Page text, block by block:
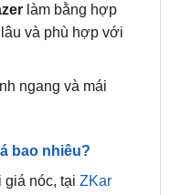
làm bằng hợp
và phù hợp với
ngang và mái
bao nhiêu?
giá nóc, tại ZKar